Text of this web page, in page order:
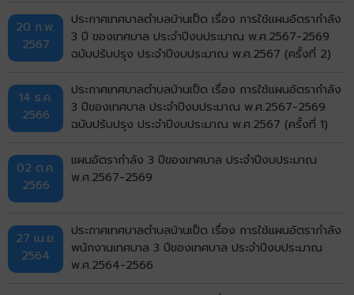
20 ก.พ.
2567
ประกาศเทศบาลตำบลบ้านเป็ด เรื่อง การใช้แผนอัตรากำลัง
3 ปี ของเทศบาล ประจำปีงบประมาณ พ.ศ.2567-2569
ฉบับปรับปรุง ประจำปีงบประมาณ พ.ศ.2567 (ครั้งที่ 2)
14 ธ.ค.
2566
ประกาศเทศบาลตำบลบ้านเป็ด เรื่อง การใช้แผนอัตรากำลัง
3 ปีของเทศบาล ประจำปีงบประมาณ พ.ศ.2567-2569
ฉบับปรับปรุง ประจำปีงบประมาณ พ.ศ.2567 (ครั้งที่ 1)
02 ต.ค.
2566
แผนอัตรากำลัง 3 ปีของเทศบาล ประจำปีงบประมาณ
พ.ศ.2567-2569
27 เม.ย.
2564
ประกาศเทศบาลตำบลบ้านเป็ด เรื่อง การใช้แผนอัตรากำลัง
พนักงานเทศบาล 3 ปีของเทศบาล ประจำปีงบประมาณ
พ.ศ.2564-2566